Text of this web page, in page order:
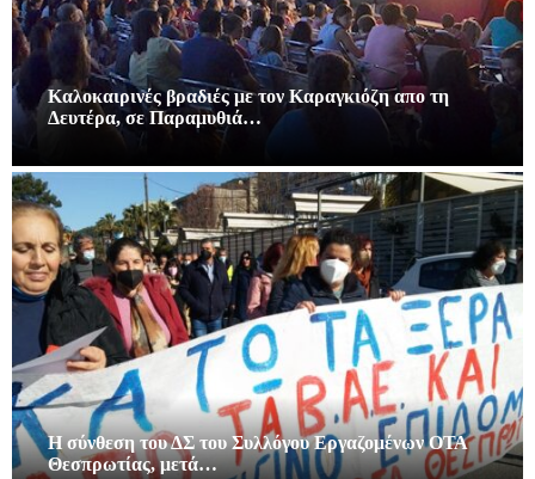
Καλοκαιρινές βραδιές με τον Καραγκιόζη απο τη
Δευτέρα, σε Παραμυθιά…
Η σύνθεση του ΔΣ του Συλλόγου Εργαζομένων ΟΤΑ
Θεσπρωτίας, μετά…